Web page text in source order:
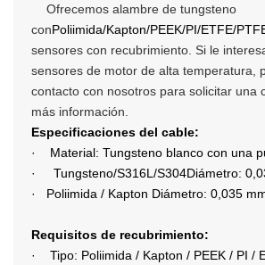
Ofrecemos alambre de tungsteno
conPoliimida/Kapton/PEEK/PI/ETFE/
sensores con recubrimiento. Si le
sensores de motor de alta temperatura,
contacto con nosotros para solicitar una
más información.
Especificaciones del cable:
·
Material: Tungsteno blanco con una
·
Tungsteno/S316L/S304Diámetro:
·
Poliimida / Kapton Diámetro: 0,035
Requisitos de recubrimiento:
·
Tipo: Poliimida / Kapton / PEEK / PI /